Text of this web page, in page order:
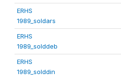
ERHS
1989_soldars
ERHS
1989_solddeb
ERHS
1989_solddin